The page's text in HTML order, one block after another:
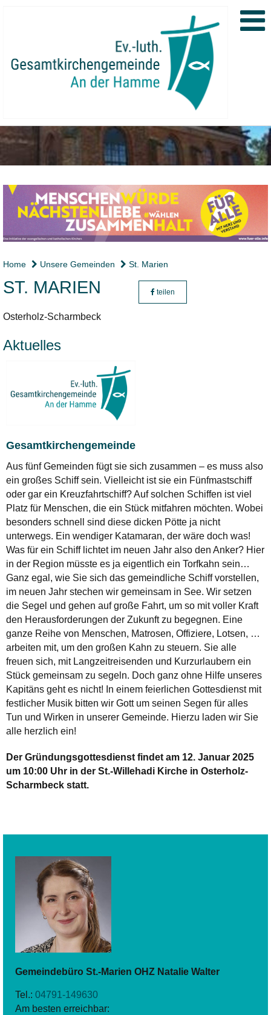
Home Unsere Gemeinden St. Marien
ST. MARIEN teilen
Osterholz-Scharmbeck
Aktuelles
Gesamtkirchengemeinde
Aus fünf Gemeinden fügt sie sich zusammen – es muss also
ein großes Schiff sein. Vielleicht ist sie ein Fünfmastschiff
oder gar ein Kreuzfahrtschiff? Auf solchen Schiffen ist viel
Platz für Menschen, die ein Stück mitfahren möchten. Wobei
besonders schnell sind diese dicken Pötte ja nicht
unterwegs. Ein wendiger Katamaran, der wäre doch was!
Was für ein Schiff lichtet im neuen Jahr also den Anker? Hier
in der Region müsste es ja eigentlich ein Torfkahn sein…
Ganz egal, wie Sie sich das gemeindliche Schiff vorstellen,
im neuen Jahr stechen wir gemeinsam in See. Wir setzen
die Segel und gehen auf große Fahrt, um so mit voller Kraft
den Herausforderungen der Zukunft zu begegnen. Eine
ganze Reihe von Menschen, Matrosen, Offiziere, Lotsen, …
arbeiten mit, um den großen Kahn zu steuern. Sie alle
freuen sich, mit Langzeitreisenden und Kurzurlaubern ein
Stück gemeinsam zu segeln. Doch ganz ohne Hilfe unseres
Kapitäns geht es nicht! In einem feierlichen Gottesdienst mit
festlicher Musik bitten wir Gott um seinen Segen für alles
Tun und Wirken in unserer Gemeinde. Hierzu laden wir Sie
alle herzlich ein!
Der Gründungsgottesdienst findet am 12. Januar 2025
um 10:00 Uhr in der St.-Willehadi Kirche in Osterholz-
Scharmbeck statt.
Gemeindebüro St.-Marien OHZ Natalie Walter
Tel.: 04791-149630
Am besten erreichbar: